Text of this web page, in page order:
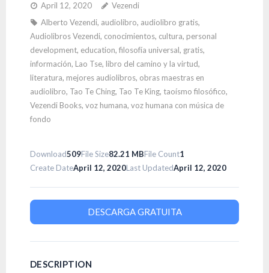
April 12, 2020
Vezendi
Alberto Vezendi, audiolibro, audiolibro gratis,
Audiolibros Vezendi, conocimientos, cultura, personal
development, education, filosofía universal, gratis,
información, Lao Tse, libro del camino y la virtud,
literatura, mejores audiolibros, obras maestras en
audiolibro, Tao Te Ching, Tao Te King, taoísmo filosófico,
Vezendi Books, voz humana, voz humana con música de
fondo
Download509File Size82.21 MBFile Count1
Create DateApril 12, 2020Last UpdatedApril 12, 2020
DESCARGA GRATUITA
DESCRIPTION